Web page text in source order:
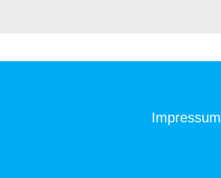
Impressum